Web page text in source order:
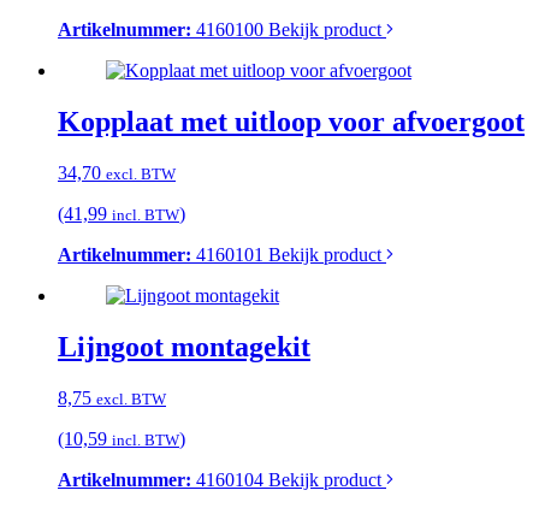
Artikelnummer: 4160100 Bekijk product
Kopplaat met uitloop voor afvoergoot
34,70 excl. BTW
(41,99 incl. BTW)
Artikelnummer: 4160101 Bekijk product
Lijngoot montagekit
8,75 excl. BTW
(10,59 incl. BTW)
Artikelnummer: 4160104 Bekijk product